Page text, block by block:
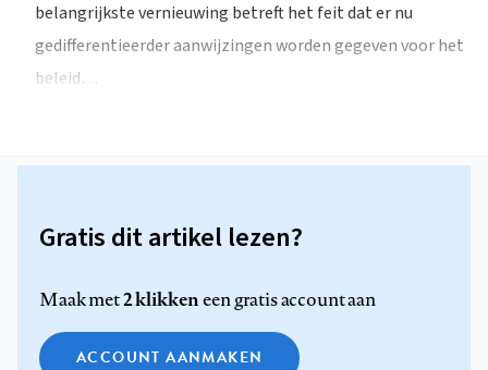
belangrijkste vernieuwing betreft het feit dat er nu
gedifferentieerder aanwijzingen worden gegeven voor het
beleid…
Gratis dit artikel lezen?
Maak met2 klikkeneen gratis account aan
ACCOUNT AANMAKEN